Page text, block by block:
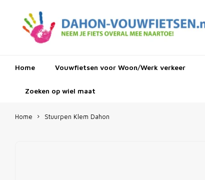
Home Vouwfietsen voor Woon/Werk verkeer
Zoeken op wiel maat
Home Stuurpen Klem Dahon